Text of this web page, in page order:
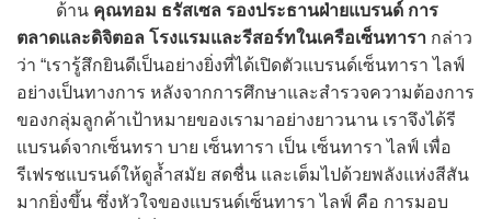
ด้าน คุณทอม ธรัสเซล รองประธานฝ่ายแบรนด์ การ
ตลาดและดิจิตอล โรงแรมและรีสอร์ทในเครือเซ็นทารา กล่าว
ว่า “เรารู้สึกยินดีเป็นอย่างยิ่งที่ได้เปิดตัวแบรนด์เซ็นทารา ไลฟ์
อย่างเป็นทางการ หลังจากการศึกษาและสำรวจความต้องการ
ของกลุ่มลูกค้าเป้าหมายของเรามาอย่างยาวนาน เราจึงได้รี
แบรนด์จากเซ็นทรา บาย เซ็นทารา เป็น เซ็นทารา ไลฟ์ เพื่อ
รีเฟรชแบรนด์ให้ดูล้ำสมัย สดชื่น และเต็มไปด้วยพลังแห่งสีสัน
มากยิ่งขึ้น ซึ่งหัวใจของแบรนด์เซ็นทารา ไลฟ์ คือ การมอบ